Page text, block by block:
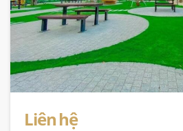
Liên hệ